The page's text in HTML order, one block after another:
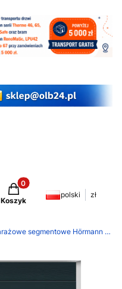
Produkty w koszyku: 0.
Koszyk
polski zł
Bramy garażowe segmentowe Hörmann RenoMatic